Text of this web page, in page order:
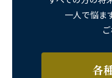
一人で悩ま
各